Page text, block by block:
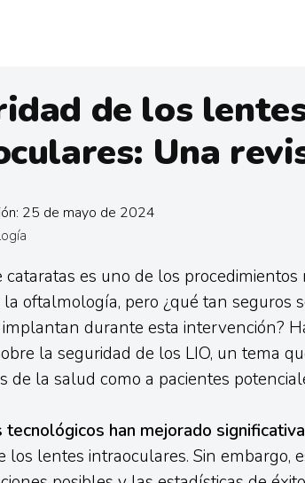
de los
Una
25 de mayo de 2024
cataratas es uno de los
oftalmología, pero ¿qué tan seguros
implantan durante esta intervención?
la seguridad de los LIO, un tema
de la salud como a pacientes
tecnológicos han mejorado
los lentes intraoculares. Sin embargo,